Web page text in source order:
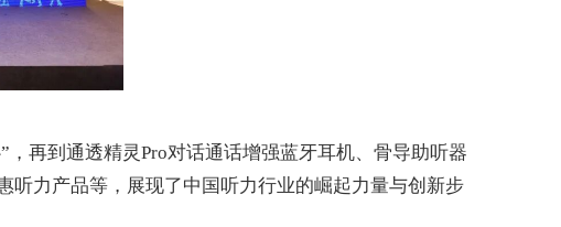
” ，再到通透精灵Pro对话通话增强蓝牙耳机、骨导助听器
听力产品等，展现了中国听力行业的崛起力量与创新步